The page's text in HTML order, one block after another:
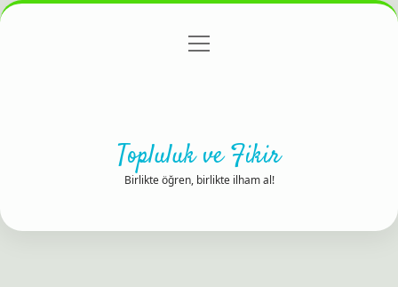
Gizlilik Politikası
menüyü
Topluluk ve Fikir
Birlikte öğren, birlikte ilham al!